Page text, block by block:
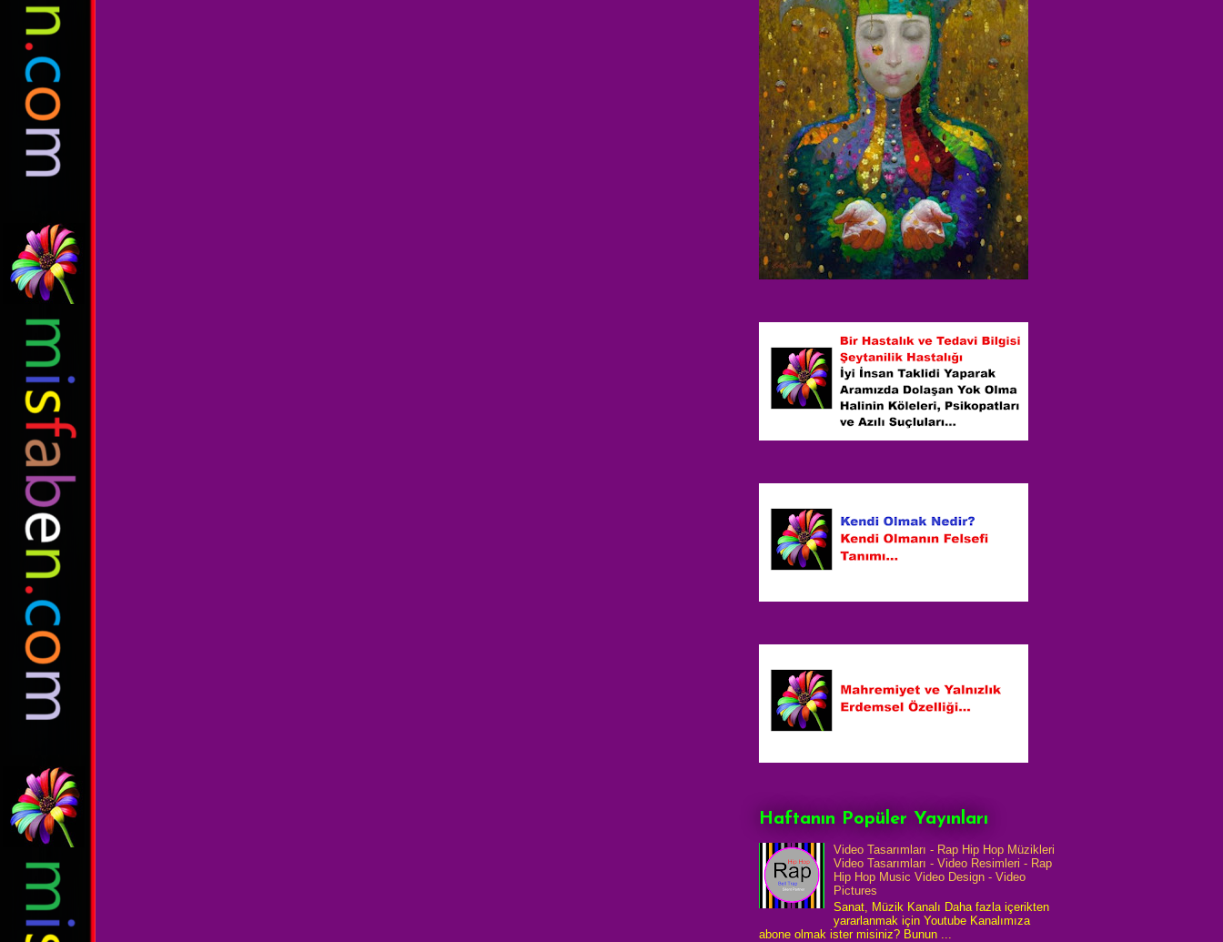
Haftanın Popüler Yayınları
Video Tasarımları - Rap Hip Hop Müzikleri
Video Tasarımları - Video Resimleri - Rap
Hip Hop Music Video Design - Video
Pictures
Sanat, Müzik Kanalı Daha fazla içerikten
yararlanmak için Youtube Kanalımıza
abone olmak ister misiniz? Bunun ...